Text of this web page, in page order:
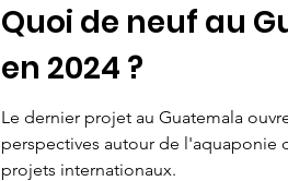
Quoi de neuf au
en 2024 ?
Le dernier projet au Guatemala
perspectives autour de l'aquaponie
projets internationaux.